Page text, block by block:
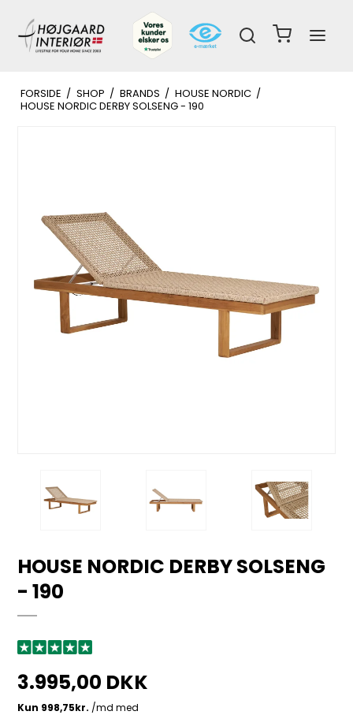
FORSIDE / SHOP / BRANDS / HOUSE NORDIC /
HOUSE NORDIC DERBY SOLSENG - 190
HOUSE NORDIC DERBY SOLSENG
- 190
3.995,00 DKK